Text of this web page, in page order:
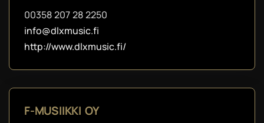
00358 207 28 2250
info@dlxmusic.fi
http://www.dlxmusic.fi/
F-MUSIIKKI OY